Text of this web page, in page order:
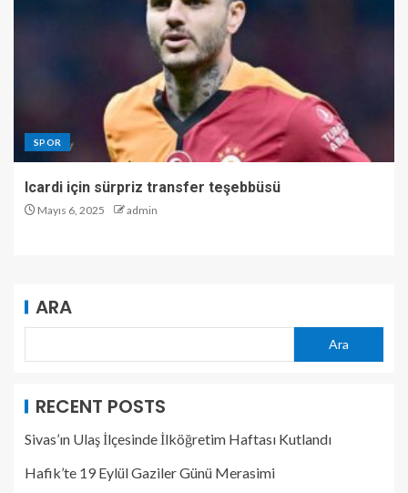
SPOR
Icardi için sürpriz transfer teşebbüsü
Mayıs 6, 2025 admin
ARA
Ara
RECENT POSTS
Sivas’ın Ulaş İlçesinde İlköğretim Haftası Kutlandı
Hafik’te 19 Eylül Gaziler Günü Merasimi